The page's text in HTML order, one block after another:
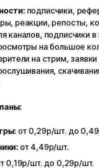
подписчики,
реакции, репосты,
каналов, подписчики
на большое
на стрим,
от 0,29р/шт. до
от 4,49р/шт.
0,19р/шт. до 0,29р/шт.